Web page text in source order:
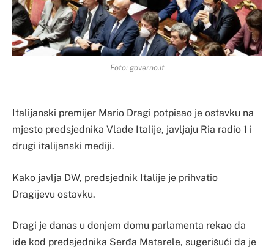
Foto: governo.it
Italijanski premijer Mario Dragi potpisao je ostavku na
mjesto predsjednika Vlade Italije, javljaju Ria radio 1 i
drugi italijanski mediji.
Kako javlja DW, predsjednik Italije je prihvatio
Dragijevu ostavku.
Dragi je danas u donjem domu parlamenta rekao da
ide kod predsjednika Serđa Matarele, sugerišući da je